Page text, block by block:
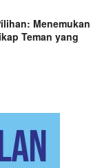
Menemukan
Teman yang